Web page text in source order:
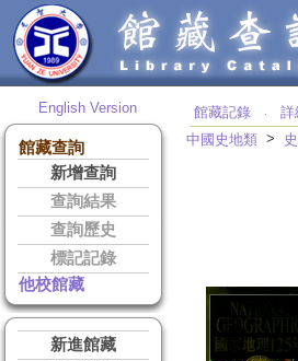
English Version
館藏查詢
新增查詢
查詢結果
查詢歷史
標記記錄
他校館藏
新進館藏
館藏記錄 ‧ 詳
中國史地類 >